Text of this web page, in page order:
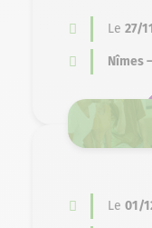
Le 27/
Nîmes
Le 01/